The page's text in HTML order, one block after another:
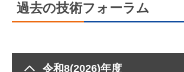
過去の技術フォーラム
令和8(2026)年度